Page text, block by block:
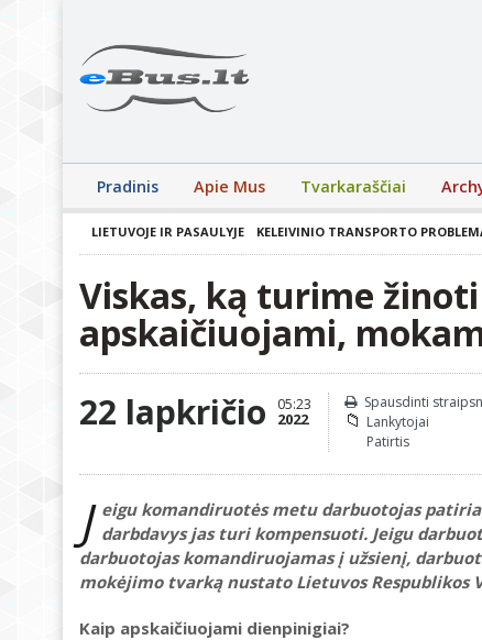
Pradinis Apie Mus Tvarkaraščiai
LIETUVOJE IR PASAULYJE KELEIVINIO TRANSPORTO
Viskas, ką turime
apskaičiuojami,
22 lapkričio 05:23
2022
Spausdinti
Lankytojai
Patirtis
J eigu komandiruotės metu darbuotojas
darbdavys jas turi kompensuoti. Jeigu
darbuotojas komandiruojamas į užsienį,
mokėjimo tvarką nustato Lietuvos
Kaip apskaičiuojami dienpinigiai?